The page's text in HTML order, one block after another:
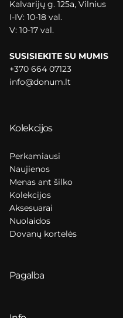
Kalvarijų g. 125a, Vilnius
I-IV: 10-18 val.
V: 10-17 val.
SUSISIEKITE SU MUMIS
+370 664 07123
info@donum.lt
Kolekcijos
Perkamiausi
Naujienos
Menas ant šilko
Kolekcijos
Aksesuarai
Nuolaidos
Dovanų kortelės
Pagalba